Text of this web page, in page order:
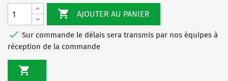
-
CE657
 AJOUTER AU PANIER
 Sur commande le délais sera transmis par nos équipes à
réception de la commande
